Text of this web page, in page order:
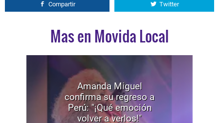
Compartir Twitter
Mas en Movida Local
Amanda Miguel
confirma su regreso a
Perú: "¡Qué emoción
volver a verlos!"